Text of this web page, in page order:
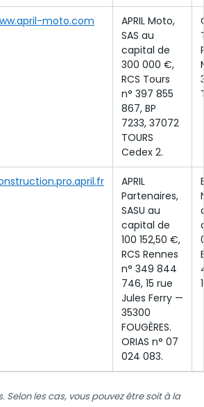
moto.com
APRIL Moto,
SAS au
capital de
300 000 €,
RCS Tours
n° 397 855
867, BP
7233, 37072
TOURS
Cedex 2.
APRIL
Partenaires,
SASU au
capital de
100 152,50 €,
RCS Rennes
n° 349 844
746, 15 rue
Jules Ferry —
35300
FOUGÈRES.
ORIAS n° 07
024 083.
Selon les cas, vous pouvez être soit à la